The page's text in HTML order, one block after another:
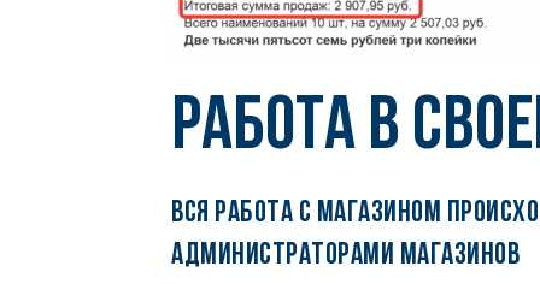
РАБОТА В
ВСЯ РАБОТА С МАГАЗИНОМ
АДМИНИСТРАТОРАМИ МАГАЗИНОВ